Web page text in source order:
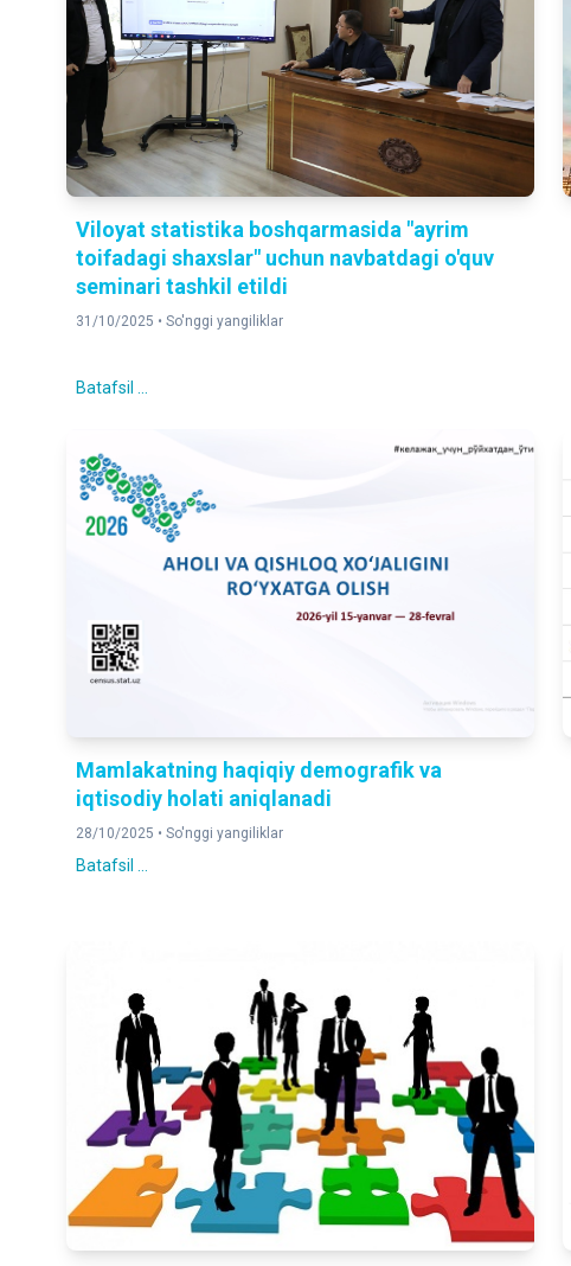
Viloyat statistika boshqarmasida "ayrim
toifadagi shaxslar" uchun navbatdagi o'quv
seminari tashkil etildi
31/10/2025 • So'nggi yangiliklar
Batafsil ...
Mamlakatning haqiqiy demografik va
iqtisodiy holati aniqlanadi
28/10/2025 • So'nggi yangiliklar
Batafsil ...